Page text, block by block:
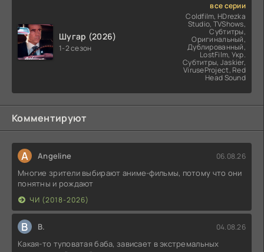
Шугар (2026)
1-2 сезон
все серии
Coldfilm, HDrezka
Studio, TVShows,
Субтитры,
Оригинальный,
Дублированный,
LostFilm, Укр.
Субтитры, Jaskier,
ViruseProject, Red
Head Sound
Комментируют
A Angeline 06.08.26
Многие зрители выбирают аниме-фильмы, потому что они
понятны и рождают
ЧИ (2018-2026)
В В. 04.08.26
Какая-то туповатая баба, зависает в экстремальных